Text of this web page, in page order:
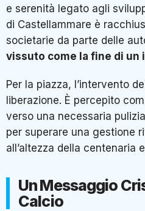
e serenità legato agli
di Castellammare è
societarie da parte delle
vissuto come la fine di un
Per la piazza, l’intervento
liberazione. È percepito
verso una necessaria
per superare una gestione
all’altezza della centenaria
Un Messaggio
Calcio